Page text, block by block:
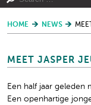
HOME NEWS
MEET JASPER
Een half jaar geleden
Een openhartige